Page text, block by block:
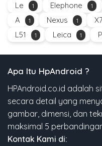
Le 1 Elephone 1
A 1 Nexus 1
L51 1 Leica 1
Apa Itu HpAndroid ?
HPAndroid.co.id adalah
secara detail yang
gambar, dimensi, dan
maksimal 5
Kontak Kami di: